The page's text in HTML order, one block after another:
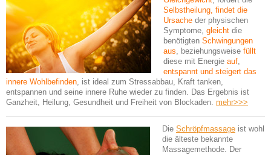
Selbstheilung, findet die
Ursache der physischen
Symptome, gleicht die
benötigten Schwingungen
aus, beziehungsweise füllt
diese mit Energie auf,
entspannt und steigert das
innere Wohlbefinden, ist ideal zum Stressabbau, Kraft tanken,
entspannen und seine innere Ruhe wieder zu finden. Das Ergebnis ist
Ganzheit, Heilung, Gesundheit und Freiheit von Blockaden. mehr>>>
Die Schröpfmassage ist wohl
die älteste bekannte
Massagemethode. Der